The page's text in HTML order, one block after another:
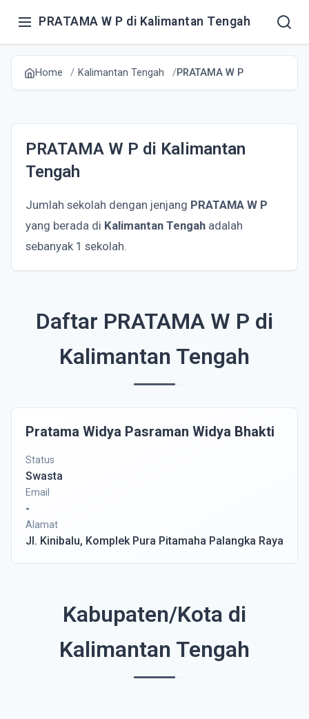
PRATAMA W P di Kalimantan Tengah
Home Kalimantan Tengah PRATAMA W P
PRATAMA W P di Kalimantan
Tengah
Jumlah sekolah dengan jenjang PRATAMA W P
yang berada di Kalimantan Tengah adalah
sebanyak 1 sekolah.
Daftar PRATAMA W P di
Kalimantan Tengah
Pratama Widya Pasraman Widya Bhakti
Status
Swasta
Email
-
Alamat
Jl. Kinibalu, Komplek Pura Pitamaha Palangka Raya
Kabupaten/Kota di
Kalimantan Tengah